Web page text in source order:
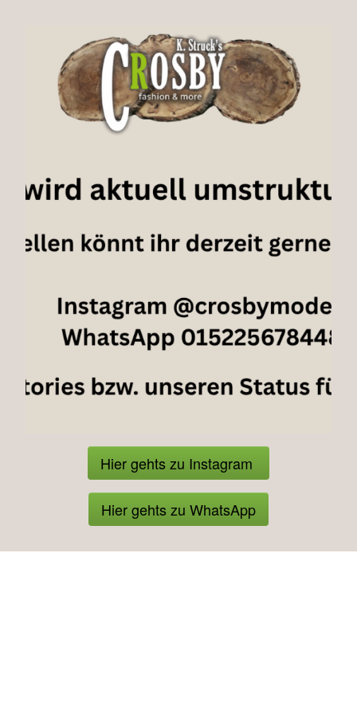
Hier gehts zu Instagram
Hier gehts zu WhatsApp